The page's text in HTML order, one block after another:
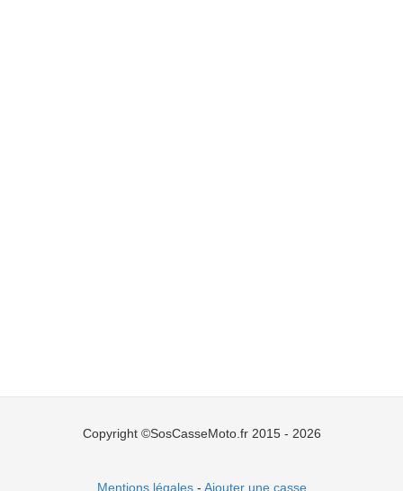
Copyright ©SosCasseMoto.fr 2015 - 2026
Mentions légales- Ajouter une casse